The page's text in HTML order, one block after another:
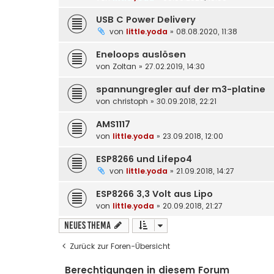
USB C Power Delivery
von little.yoda » 08.08.2020, 11:38
Eneloops auslösen
von Zoltan » 27.02.2019, 14:30
spannungregler auf der m3-platine
von christoph » 30.09.2018, 22:21
AMS1117
von little.yoda » 23.09.2018, 12:00
ESP8266 und Lifepo4
von little.yoda » 21.09.2018, 14:27
ESP8266 3,3 Volt aus Lipo
von little.yoda » 20.09.2018, 21:27
Neues Thema
Zurück zur Foren-Übersicht
Berechtigungen in diesem Forum